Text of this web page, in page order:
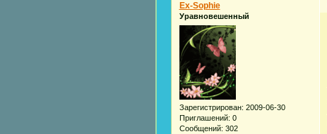
Ex-Sophie
Уравновешенный
Зарегистрирован: 2009-06-30
Приглашений: 0
Сообщений: 302